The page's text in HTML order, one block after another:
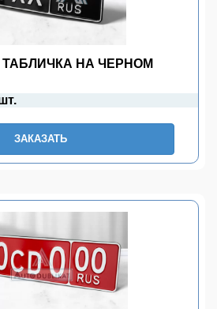
НА ЧЕРНОМ
ЗАКАЗАТЬ